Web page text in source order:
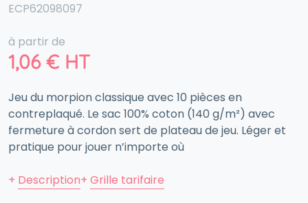
ECP62098097
à partir de
1,06 € HT
Jeu du morpion classique avec 10 pièces en
contreplaqué. Le sac 100% coton (140 g/m²) avec
fermeture à cordon sert de plateau de jeu. Léger et
pratique pour jouer n’importe où
+ Description+ Grille tarifaire